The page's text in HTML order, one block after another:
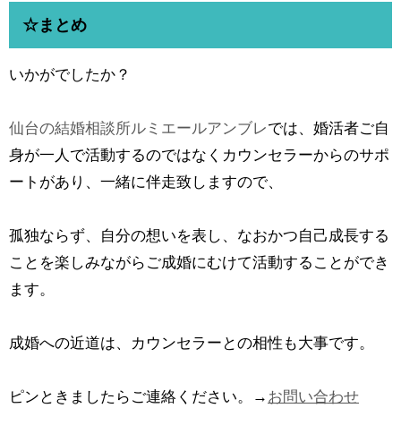
☆まとめ
いかがでしたか？
仙台の結婚相談所ルミエールアンブレでは、婚活者ご自
身が一人で活動するのではなくカウンセラーからのサポ
ートがあり、一緒に伴走致しますので、
孤独ならず、自分の想いを表し、なおかつ自己成長する
ことを楽しみながらご成婚にむけて活動することができ
ます。
成婚への近道は、カウンセラーとの相性も大事です。
ピンときましたらご連絡ください。→ お問い合わせ